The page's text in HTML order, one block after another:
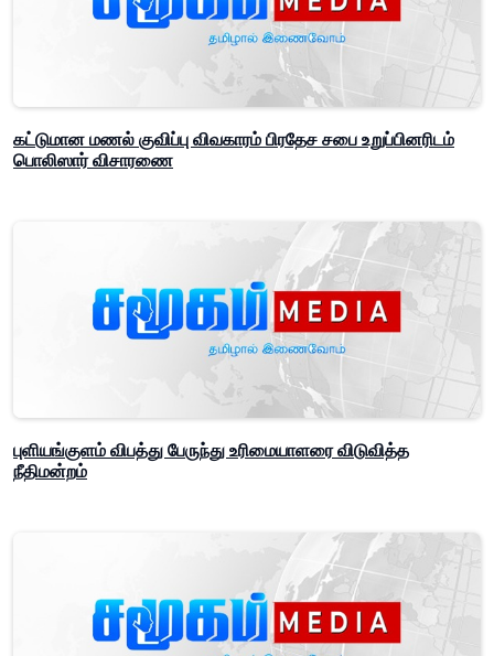
கட்டுமான மணல் குவிப்பு விவகாரம் பிரதேச சபை உறுப்பினரிடம்
பொலிஸார் விசாரணை
புளியங்குளம் விபத்து பேருந்து உரிமையாளரை விடுவித்த
நீதிமன்றம்